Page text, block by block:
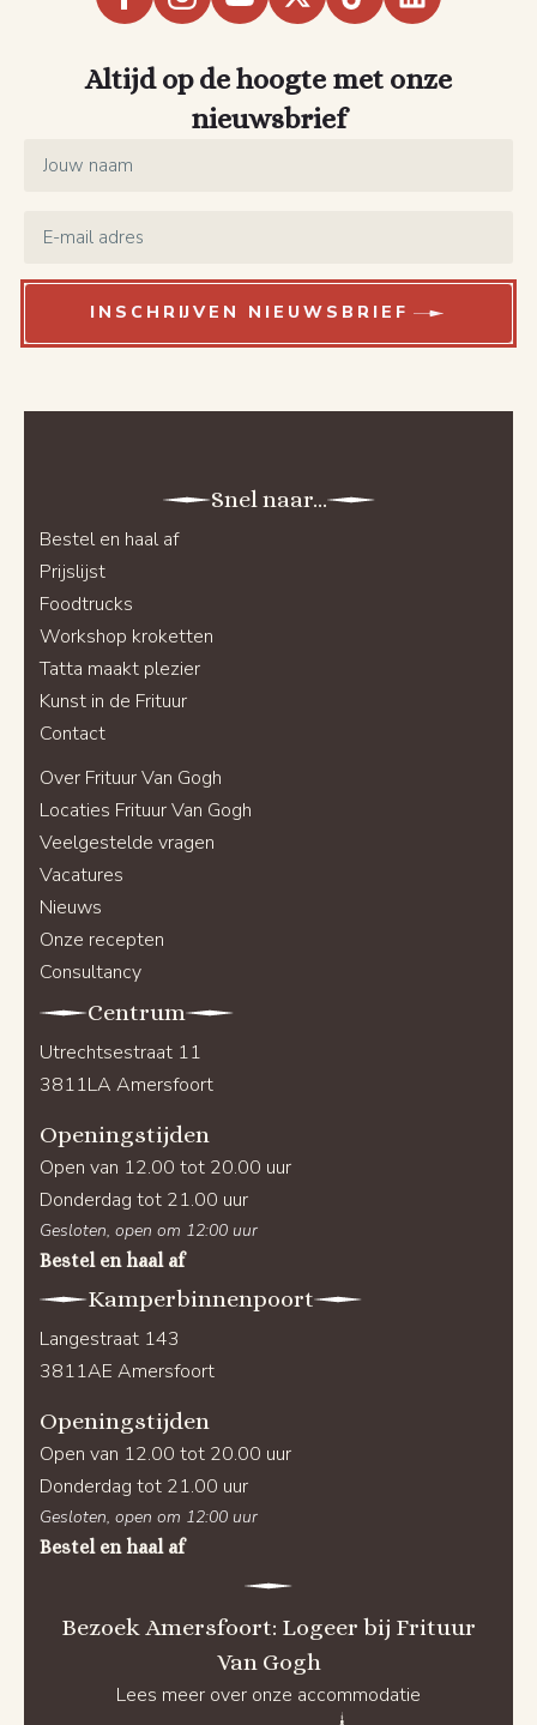
Altijd op de hoogte met onze
nieuwsbrief
INSCHRIJVEN NIEUWSBRIEF
Snel naar...
Bestel en haal af
Prijslijst
Foodtrucks
Workshop kroketten
Tatta maakt plezier
Kunst in de Frituur
Contact
Over Frituur Van Gogh
Locaties Frituur Van Gogh
Veelgestelde vragen
Vacatures
Nieuws
Onze recepten
Consultancy
Centrum
Utrechtsestraat 11
3811LA Amersfoort
Openingstijden
Open van 12.00 tot 20.00 uur
Donderdag tot 21.00 uur
Gesloten, open om 12:00 uur
Bestel en haal af
Kamperbinnenpoort
Langestraat 143
3811AE Amersfoort
Openingstijden
Open van 12.00 tot 20.00 uur
Donderdag tot 21.00 uur
Gesloten, open om 12:00 uur
Bestel en haal af
Bezoek Amersfoort: Logeer bij Frituur
Van Gogh
Lees meer over onze accommodatie